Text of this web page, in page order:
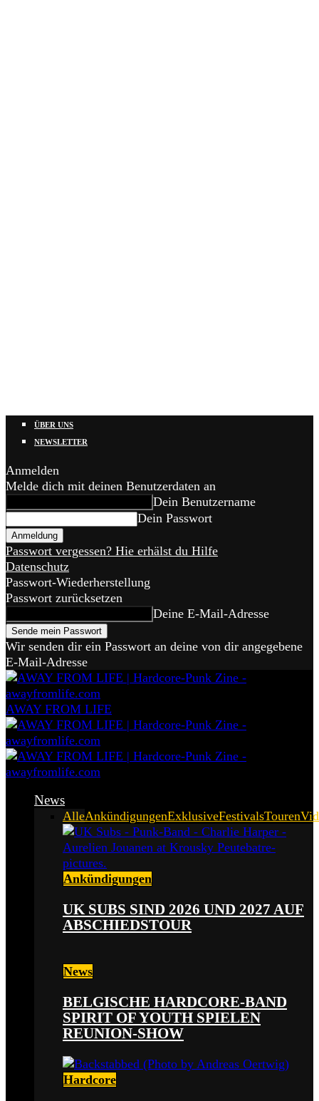
ÜBER UNS
NEWSLETTER
Anmelden
Melde dich mit deinen Benutzerdaten an
Dein Benutzername
Dein Passwort
Passwort vergessen? Hie erhälst du Hilfe
Datenschutz
Passwort-Wiederherstellung
Passwort zurücksetzen
Deine E-Mail-Adresse
Wir senden dir ein Passwort an deine von dir angegebene
E-Mail-Adresse
AWAY FROM LIFE
News
AlleAnkündigungenExklusiveFestivalsTouren
Ankündigungen
UK SUBS SIND 2026 UND 2027 AUF
ABSCHIEDSTOUR
News
BELGISCHE HARDCORE-BAND
SPIRIT OF YOUTH SPIELEN
REUNION-SHOW
Hardcore